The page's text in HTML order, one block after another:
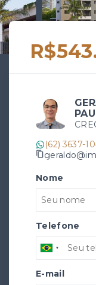
(62) 3637-
Nome
Telefone
E-mail